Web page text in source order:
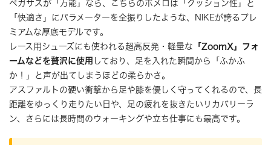
ペガサスが「万能」なら、こちらのボメロは「クッション性」と
「快適さ」にパラメーターを全振りしたような、NIKEが誇るプレ
ミアムな厚底モデルです。
レース用シューズにも使われる超高反発・軽量な 「ZoomX」フォ
ームなどを贅沢に使用 しており、足を入れた瞬間から「ふかふ
か！」と声が出てしまうほどの柔らかさ。
アスファルトの硬い衝撃から足や膝を優しく守ってくれるので、長
距離をゆっくり走りたい日や、足の疲れを抜きたいリカバリーラ
ン、さらには長時間のウォーキングや立ち仕事にも最高です。